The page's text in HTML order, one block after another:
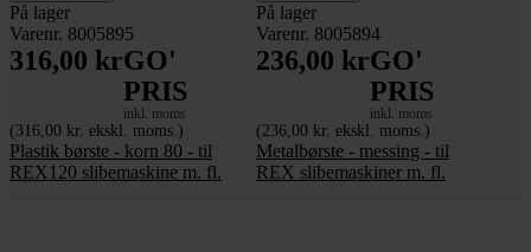
På lager
Varenr. 8005895
316,00 krGO'
PRIS
inkl. moms
(316,00 kr. ekskl. moms.)
Plastik børste - korn 80 - til
REX120 slibemaskine m. fl.
På lager
Varenr. 8005894
236,00 krGO'
PRIS
inkl. moms
(236,00 kr. ekskl. moms.)
Metalbørste - messing - til
REX slibemaskiner m. fl.